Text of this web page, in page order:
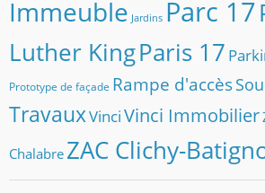
l
Immeuble Jardins Parc 17
Luther KingParis 17
Prototype de façade Rampe d'accès
TravauxVinciVinci Immobilier
Chalabre ZAC Clichy-